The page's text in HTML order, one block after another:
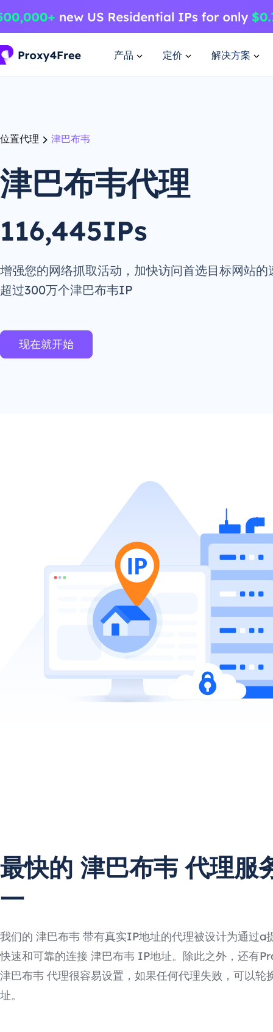
产品 定价 解决方案
位置代理 津巴布韦
津巴布韦代理
116,445IPs
增强您的网络抓取活动，加快访问首选目标网站的
超过300万个津巴布韦IP
现在就开始
最快的 津巴布韦 代理服
一
我们的 津巴布韦 带有真实IP地址的代理被设计为通过a
快速和可靠的连接 津巴布韦 IP地址。除此之外，还有
津巴布韦 代理很容易设置，如果任何代理失败，可以轮
址。